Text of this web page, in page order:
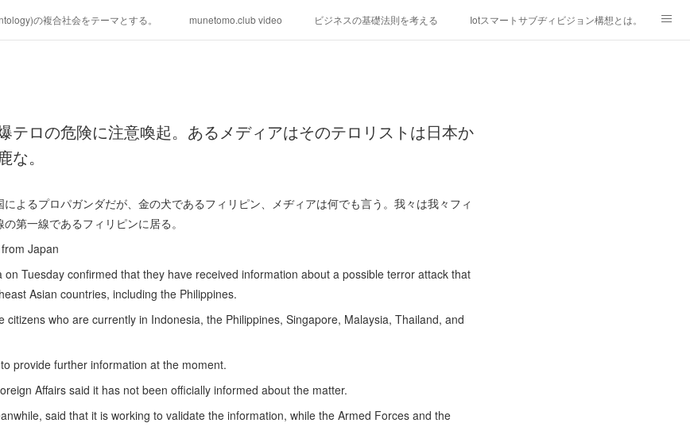
の複合社会をテーマとする。 munetomo.club video ビジネスの基礎法則を考える Iotスマートサブヂィビジョン構想とは。
他のアイデア マニラ男の手料理 総集編 https://globalclub.amebaownd.com/
テロの危険に注意喚起。あるメディアはそのテロリストは日本か
。
よるプロパガンダだが、金の犬であるフィリピン、メヂィアは何でも言う。我々は我々フィ
第一線であるフィリピンに居る。
Japan
Tuesday confirmed that they have received information about a possible terror attack that
Asian countries, including the Philippines.
citizens who are currently in Indonesia, the Philippines, Singapore, Malaysia, Thailand, and
provide further information at the moment.
Affairs said it has not been officially informed about the matter.
said that it is working to validate the information, while the Armed Forces and the